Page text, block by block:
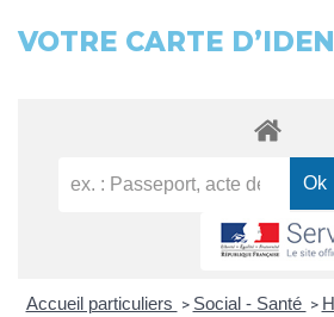
VOTRE CARTE
Accueil particuliers > Social - Santé >